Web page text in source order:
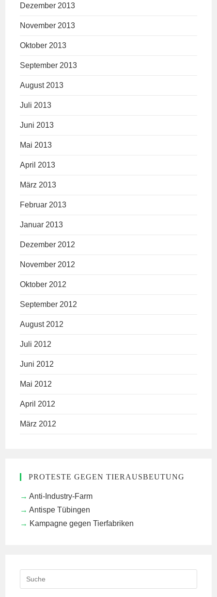
Dezember 2013
November 2013
Oktober 2013
September 2013
August 2013
Juli 2013
Juni 2013
Mai 2013
April 2013
März 2013
Februar 2013
Januar 2013
Dezember 2012
November 2012
Oktober 2012
September 2012
August 2012
Juli 2012
Juni 2012
Mai 2012
April 2012
März 2012
PROTESTE GEGEN TIERAUSBEUTUNG
Anti-Industry-Farm
Antispe Tübingen
Kampagne gegen Tierfabriken
Search
this